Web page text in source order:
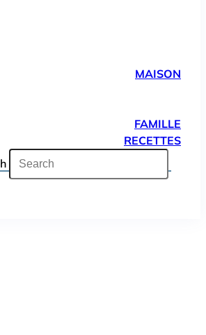
MAISON
FAMILLE
RECETTES